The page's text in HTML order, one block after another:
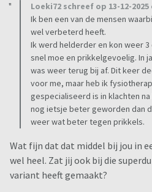
Loeki72 schreef op 13-12-2025
Ik ben een van de mensen
wel verbeterd heeft.
Ik werd helderder en kon weer
snel moe en prikkelgevoelig. In
was weer terug bij af. Dit keer
voor me, maar heb ik
gespecialiseerd is in klachten
nog ietsje beter geworden dan
weer wat beter tegen prikkels.
Wat fijn dat dat middel bij jou in
wel heel. Zat jij ook bij die
variant heeft gemaakt?